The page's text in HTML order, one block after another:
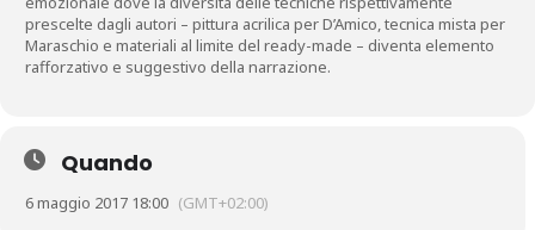
prescelte dagli autori – pittura acrilica per D’Amico, tecnica mista per
Maraschio e materiali al limite del ready-made – diventa elemento
rafforzativo e suggestivo della narrazione.
Quando
6 maggio 2017 18:00 (GMT+02:00)